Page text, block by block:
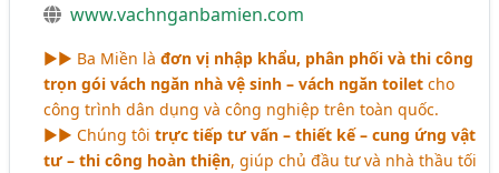
www.vachnganbamien.com
►► Ba Miền làđơn vị nhập khẩu, phân phối và thi công
trọn gói vách ngăn nhà vệ sinh – vách ngăn toilet cho
công trình dân dụng và công nghiệp trên toàn quốc.
►► Chúng tôitrực tiếp tư vấn – thiết kế – cung ứng vật
tư – thi công hoàn thiện, giúp chủ đầu tư và nhà thầu tối